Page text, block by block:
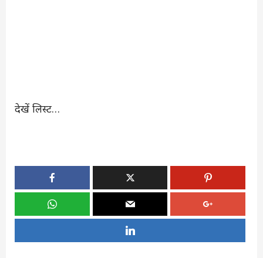
देखें लिस्ट…